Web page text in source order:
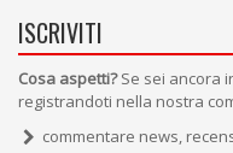
ISCRIVITI
Cosa aspetti?Se sei ancora
registrandoti nella nostra
commentare news,